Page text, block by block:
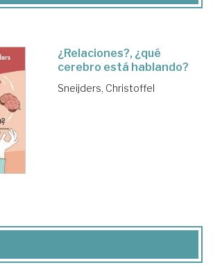
¿Relaciones?, ¿qué
cerebro está hablando?
Sneijders, Christoffel